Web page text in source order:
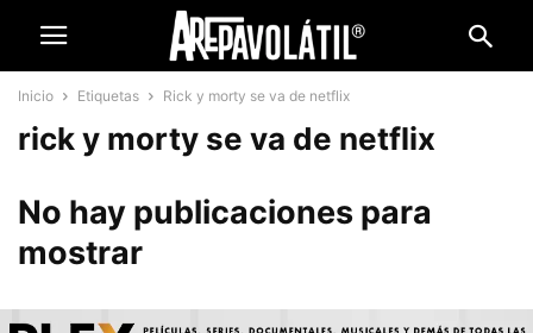
Inicio Etiquetas Rick y morty se va de netflix
rick y morty se va de netflix
No hay publicaciones para
mostrar